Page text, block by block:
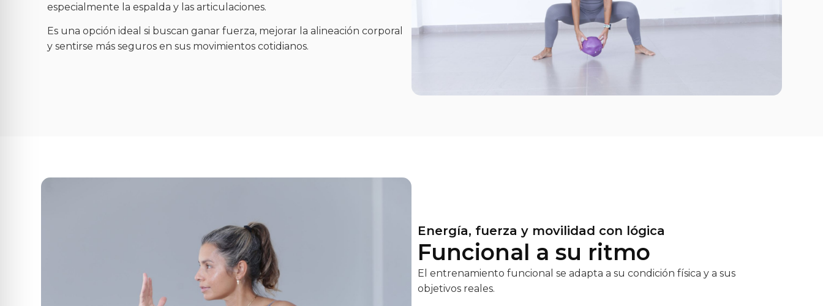
especialmente la espalda y las articulaciones.
Es una opción ideal si buscan ganar fuerza, mejorar la alineación corporal
y sentirse más seguros en sus movimientos cotidianos.
Energía, fuerza y movilidad con lógica
Funcional a su ritmo
El entrenamiento funcional se adapta a su condición física y a sus
objetivos reales.